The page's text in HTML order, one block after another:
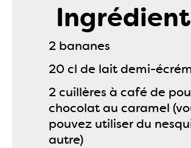
2 bananes
20 cl de lait demi-
2 cuillères à café de
chocolat au caramel
pouvez utiliser du
autre)